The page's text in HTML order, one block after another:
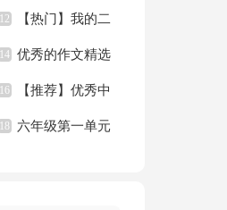
秀作文锦集10篇
12 【热门】我的二
年级作文300字汇总5
篇
14 优秀的作文精选
15篇
16 【推荐】优秀中
学作文三篇
18 六年级第一单元